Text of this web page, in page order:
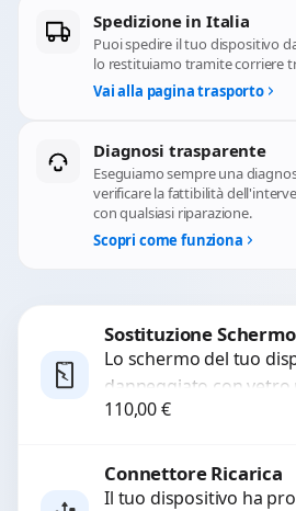
Spedizione in Italia
Puoi spedire il tuo dispositivo
lo restituiamo tramite corriere
Vai alla pagina trasporto
Diagnosi trasparente
Eseguiamo sempre una
verificare la fattibilità
con qualsiasi riparazione.
Scopri come funziona
Sostituzione Schermo
Lo schermo del tuo
danneggiato con vetro
macchie, schermo nero
110,00€
Procedi
Connettore Ricarica
Il tuo dispositivo ha